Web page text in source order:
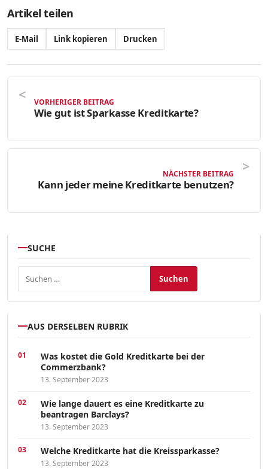
Artikel teilen
E-Mail Link kopieren Drucken
VORHERIGER BEITRAG
Wie gut ist Sparkasse Kreditkarte?
NÄCHSTER BEITRAG
Kann jeder meine Kreditkarte benutzen?
SUCHE
AUS DERSELBEN RUBRIK
Was kostet die Gold Kreditkarte bei der
Commerzbank?
13. September 2023
Wie lange dauert es eine Kreditkarte zu
beantragen Barclays?
13. September 2023
Welche Kreditkarte hat die Kreissparkasse?
13. September 2023